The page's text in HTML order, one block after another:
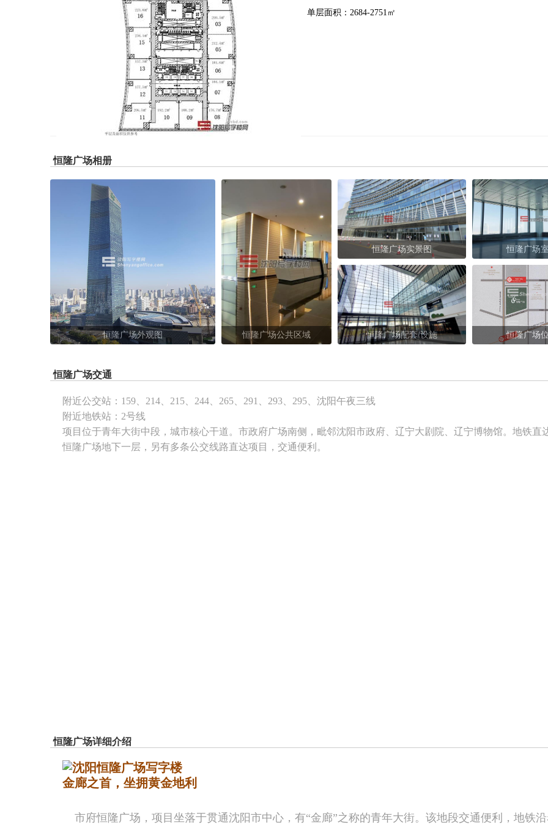
单层面积：2684-2751㎡
恒隆广场相册
恒隆广场外观图 恒隆广场公共区域
恒隆广场实景图 恒隆广场
恒隆广场配套/设施 恒隆广场
恒隆广场交通
附近公交站： 159、214、215、244、265、291、293、295、沈阳午夜三线
附近地铁站： 2号线
项目位于青年大街中段，城市核心干道。市政府广场南侧，毗邻沈阳市政府、辽宁大剧院、辽宁博物馆。地铁直
恒隆广场地下一层，另有多条公交线路直达项目，交通便利。
恒隆广场详细介绍
金廊之首，坐拥黄金地利
市府恒隆广场，项目坐落于贯通沈阳市中心，有“金廊”之称的青年大街。 该地段交通便利，地铁